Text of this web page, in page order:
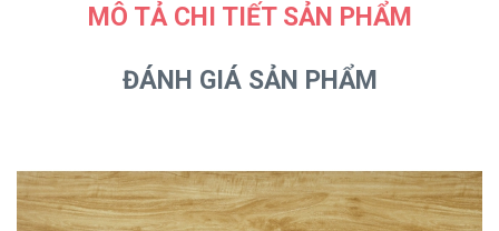
MÔ TẢ CHI TIẾT SẢN PHẨM
ĐÁNH GIÁ SẢN PHẨM